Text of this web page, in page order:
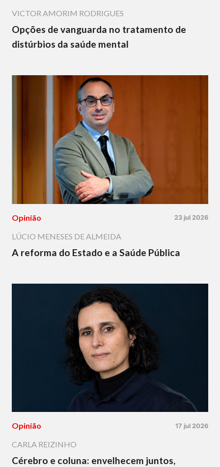
VICTOR AMORIM RODRIGUES
Opções de vanguarda no tratamento de
distúrbios da saúde mental
Opinião 23 jul 2026
LÚCIO MENESES DE ALMEIDA
A reforma do Estado e a Saúde Pública
Opinião 17 jul 2026
CARLA REIZINHO
Cérebro e coluna: envelhecem juntos,